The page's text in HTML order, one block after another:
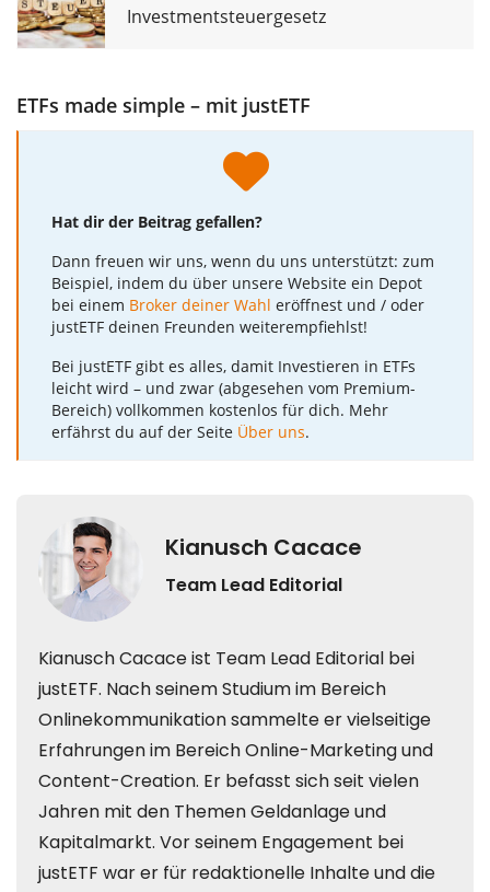
Investmentsteuergesetz
ETFs made simple – mit justETF
Hat dir der Beitrag gefallen?
Dann freuen wir uns, wenn du uns unterstützt: zum
Beispiel, indem du über unsere Website ein Depot
bei einem Broker deiner Wahl eröffnest und / oder
justETF deinen Freunden weiterempfiehlst!
Bei justETF gibt es alles, damit Investieren in ETFs
leicht wird – und zwar (abgesehen vom Premium-
Bereich) vollkommen kostenlos für dich. Mehr
erfährst du auf der Seite Über uns.